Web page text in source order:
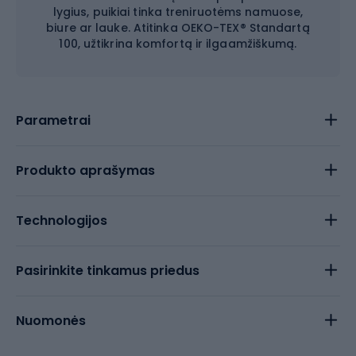
lygius, puikiai tinka treniruotėms namuose,
biure ar lauke. Atitinka OEKO-TEX® Standartą
100, užtikrina komfortą ir ilgaamžiškumą.
Parametrai
Produkto aprašymas
Technologijos
Pasirinkite tinkamus priedus
Nuomonės